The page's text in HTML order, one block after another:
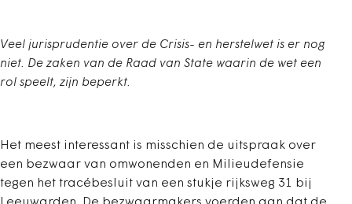
Veel jurisprudentie over de Crisis- en herstelwet is er nog
niet. De zaken van de Raad van State waarin de wet een
rol speelt, zijn beperkt.
Het meest interessant is misschien de uitspraak over
een bezwaar van omwonenden en Milieudefensie
tegen het tracébesluit van een stukje rijksweg 31 bij